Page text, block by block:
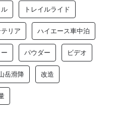
トレイルライド
リア ハイエース車中泊
パウダー ビデオ
岳滑降 改造